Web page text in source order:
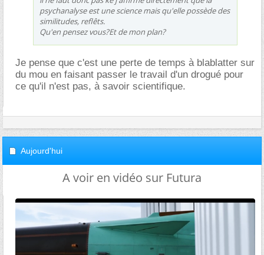
psychanalyse est une science mais qu'elle possède des
similitudes, reflêts.
Qu'en pensez vous?Et de mon plan?
Je pense que c'est une perte de temps à blablatter sur
du mou en faisant passer le travail d'un drogué pour
ce qu'il n'est pas, à savoir scientifique.
Aujourd'hui
A voir en vidéo sur Futura